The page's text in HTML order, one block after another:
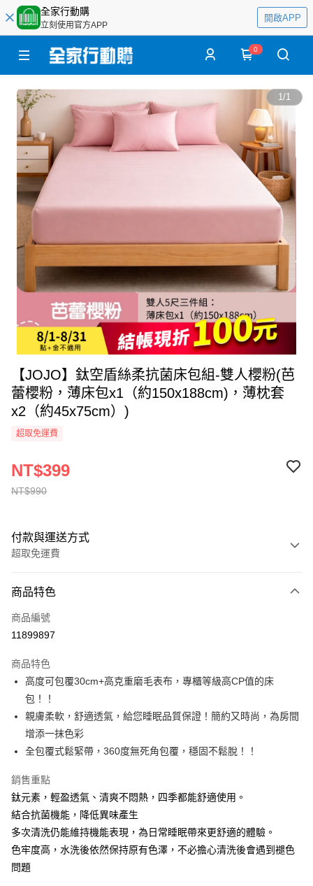
全家行動購
立刻使用官方APP
開啟APP
0
1/1
【JOJO】鈦空盾絲柔抗菌床包組-雙人櫻粉(芭
蕾櫻粉，薄床包x1（約150x188cm)，薄枕套
x2（約45x75cm）)
超取免運費
NT$990
NT$399
付款與運送方式
超取免運費
全家線上支付
超商取貨付款
運送方式
全家取貨付款
免運費
常溫-付款後全家取貨
免運費
商品特色
商品編號
11899897
商品特色
高度可包覆30cm+高克重磨毛表布，專櫃等級高CP值的床
包！！
親膚柔軟，舒適透氣，給您睡眠品質保證！簡約又時尚，為房間
增添一抹色彩
全包覆式鬆緊帶，360度無死角包覆，穩固不鬆脫！！
銷售重點
鈦元素，輕盈透氣、清爽不悶熱，四季都能舒適使用。
結合抗菌機能，降低異味產生
多次清洗仍能維持機能表現，為日常睡眠帶來更舒適的體驗。
色牢度高，水洗後依然保持原有色澤，不必擔心清洗後會遇到褪色
問題